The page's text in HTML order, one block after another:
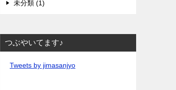
未分類 (1)
つぶやいてます♪
Tweets by jimasanjyo